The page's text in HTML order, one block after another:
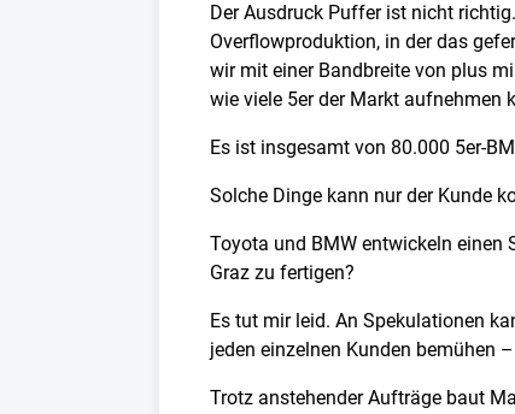
Der Ausdruck Puffer ist nicht
Overflowproduktion, in der das
wir mit einer Bandbreite von plus
wie viele 5er der Markt aufnehmen
Es ist insgesamt von 80.000 5er-
Solche Dinge kann nur der Kunde
Toyota und BMW entwickeln einen
Graz zu fertigen?
Es tut mir leid. An Spekulationen
jeden einzelnen Kunden bemühen
Trotz anstehender Aufträge baut